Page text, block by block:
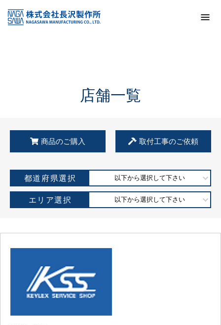
KSS加盟店・取扱店情報
店舗一覧
店舗一覧
商品のご購入 取付工事のご依頼
都道府県選択 以下から選択して下さい
エリア選択 以下から選択して下さい